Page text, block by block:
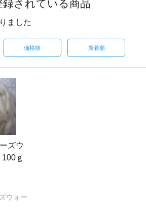
されている商品
ました
価格順 新着順
ズウ
ｇ
ウォー